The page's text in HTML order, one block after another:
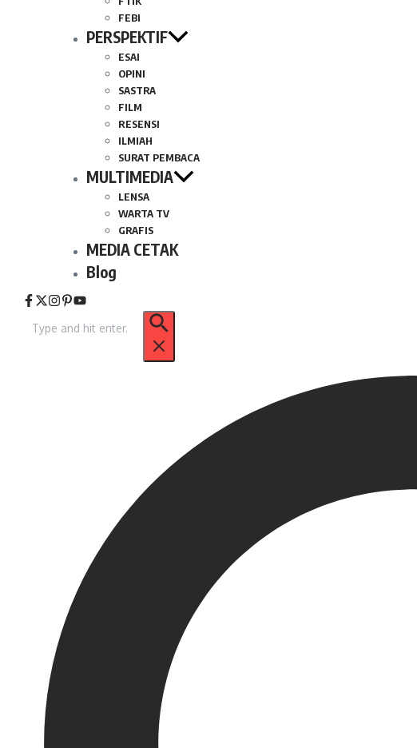
FEBI
PERSPEKTIF
ESAI
OPINI
SASTRA
FILM
RESENSI
ILMIAH
SURAT PEMBACA
MULTIMEDIA
LENSA
WARTA TV
GRAFIS
MEDIA CETAK
Blog
untuk: